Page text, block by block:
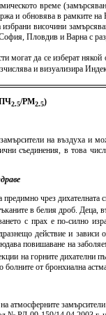
време
и обновява в рамките
височини
Пловдив и Варна с
могат да се изберат някой
и визуализира
2.5/PM2.5)
на въздуха и
съединения, в това
предимно чрез
в белия дроб. Деца,
с прах е по-силно
действие и зависи
повишаване на
на горните дихателни
болните от бронхиална
атмосферните